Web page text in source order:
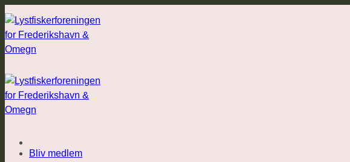
Fortsæt
til
indhold
Bliv medlem